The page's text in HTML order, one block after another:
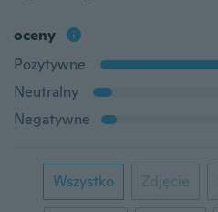
oceny
Pozytywne
Neutralny
Negatywne
Wszystko Zdjęcie